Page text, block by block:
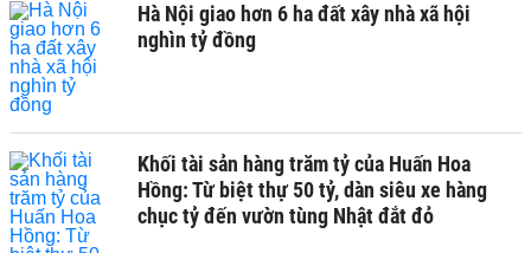
Hà Nội giao hơn 6 ha đất xây nhà xã hội
nghìn tỷ đồng
Khối tài sản hàng trăm tỷ của Huấn Hoa
Hồng: Từ biệt thự 50 tỷ, dàn siêu xe hàng
chục tỷ đến vườn tùng Nhật đắt đỏ